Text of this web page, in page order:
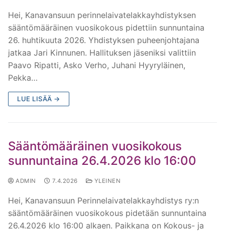
Jäsenille
Yhdistyksen säännöt
Kartta
S/S Satu
M/S Esteri
M/S Huvi
M/S Ilo
M/S Kissakoski
M/S Kuhmo
M/S Noa
M/S Notre Dame
M/S Pelle
S/S Kaima
S/S Tommi
M/S Hobitti
M/S Jytky
M/S Karali
M/S LYPSYNIEMI
M/S Merikotka
M/S Remus
M/S Tornator I
Yhteystiedot
Rekisteriseloste
Hei, Kanavansuun perinnelaivatelakkayhdistyksen
sääntömääräinen vuosikokous pidettiin sunnuntaina
26. huhtikuuta 2026. Yhdistyksen puheenjohtajana
jatkaa Jari Kinnunen. Hallituksen jäseniksi valittiin
Paavo Ripatti, Asko Verho, Juhani Hyyryläinen,
Pekka…
LUE LISÄÄ →
Sääntömääräinen vuosikokous
sunnuntaina 26.4.2026 klo 16:00
ADMIN 7.4.2026 YLEINEN
Hei, Kanavansuun Perinnelaivatelakkayhdistys ry:n
sääntömääräinen vuosikokous pidetään sunnuntaina
26.4.2026 klo 16:00 alkaen. Paikkana on Kokous- ja